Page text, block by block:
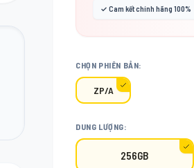
✓ Cam kết chính hãng 100%
CHỌN PHIÊN BẢN:
ZP/A
DUNG LƯỢNG:
256GB